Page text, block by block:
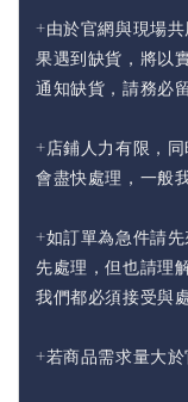
+由於官網與現場
果遇到缺貨，將以
通知缺貨，請務必
+店鋪人力有限，
會盡快處理，一般
+如訂單為急件請
先處理，但也請理
我們都必須接受與處
+若商品需求量大於